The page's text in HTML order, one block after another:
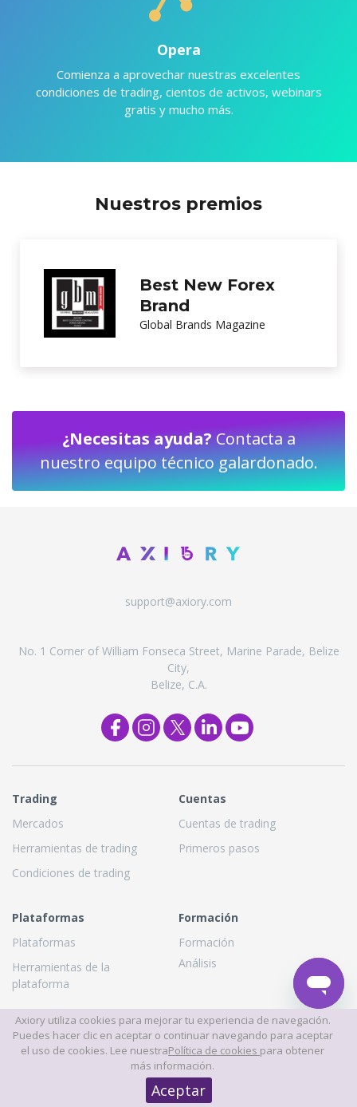
Opera
Comienza a aprovechar nuestras excelentes
condiciones de trading, cientos de activos, webinars
gratis y mucho más.
Nuestros premios
Excellence in
Customer Service
International Investor Magazine
¿Necesitas ayuda?Contacta a
nuestro equipo técnico galardonado.
support@axiory.com
No. 1 Corner of William Fonseca Street, Marine Parade, Belize
City,
Belize, C.A.
Trading
Mercados
Herramientas de trading
Condiciones de trading
Cuentas
Cuentas de trading
Primeros pasos
Plataformas
Plataformas
Herramientas de la
plataforma
Formación
Formación
Análisis
Sobre nosotros
Asociaciones
Socios
Axiory utiliza cookies para mejorar tu experiencia de navegación.
Puedes hacer clic en aceptar o continuar navegando para aceptar
el uso de cookies. Lee nuestraPolítica de cookies para obtener
más información.
Aceptar